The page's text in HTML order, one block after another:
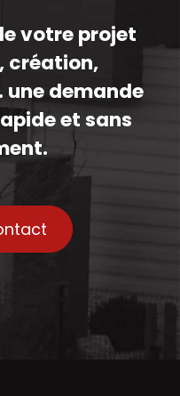
votre projet
création,
demande
et sans